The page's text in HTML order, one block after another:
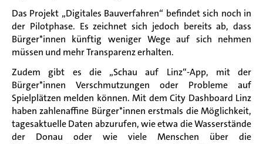
Das Projekt „Digitales Bauverfahren“ befindet sich noch in
der Pilotphase. Es zeichnet sich jedoch bereits ab, dass
Bürger*innen künftig weniger Wege auf sich nehmen
müssen und mehr Transparenz erhalten.
Zudem gibt es die „Schau auf Linz“-App, mit der
Bürger*innen Verschmutzungen oder Probleme auf
Spielplätzen melden können. Mit dem City Dashboard Linz
haben zahlenaffine Bürger*innen erstmals die Möglichkeit,
tagesaktuelle Daten abzurufen, wie etwa die Wasserstände
der Donau oder wie viele Menschen über die